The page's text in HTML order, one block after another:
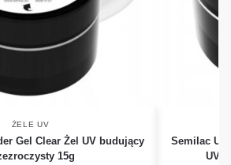
ŻELE UV
Gel Clear Żel UV budujący
15g
Semilac
UV